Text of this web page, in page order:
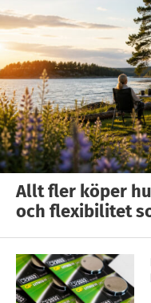
Allt fler köper
och flexibilitet